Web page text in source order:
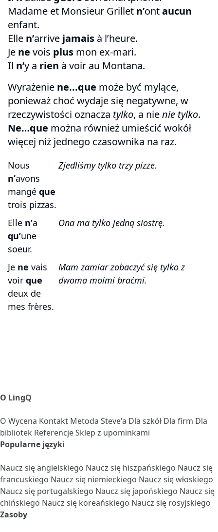
Madame et Monsieur Grillet n’ontaucun
enfant.
Elle n’arrive jamais à l’heure.
Je ne vois plus mon ex-mari.
Il n’y a rien à voir au Montana.
Wyrażenie ne...que może być mylące,
ponieważ choć wydaje się negatywne, w
rzeczywistości oznacza tylko, a nienie tylko.
Ne…que można również umieścić wokół
więcej niż jednego czasownika na raz.
Nous
n’avons
mangé que
trois pizzas.
Zjedliśmy tylko trzy pizze.
Elle n’a
qu’une
soeur.
Ona ma tylko jedną siostrę.
Je ne vais
voir que
deux de
mes frères.
Mam zamiar zobaczyć się tylko z
dwoma moimi braćmi.
O LingQ
O Wycena Kontakt Metoda Steve'a Dla szkół Dla firm Dla
bibliotek ReferencjeSklep z upominkami
Popularne języki
Naucz się angielskiego Naucz się hiszpańskiego Naucz się
francuskiego Naucz się niemieckiego Naucz się włoskiego
Naucz się portugalskiego Naucz się japońskiego Naucz się
chińskiego Naucz się koreańskiego Naucz się rosyjskiego
Zasoby